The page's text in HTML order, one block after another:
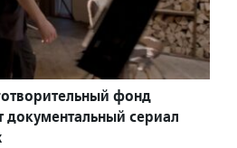
фонд
документальный сериал